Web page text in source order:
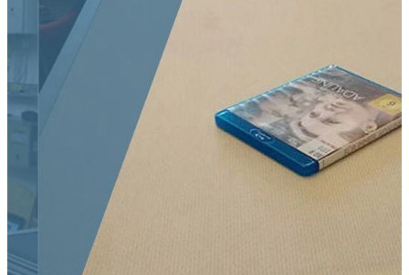
Fahrregale
Verstellbare Lagerwände
Sonstiges
PROJEKTE
Bühnen
Aufzüge